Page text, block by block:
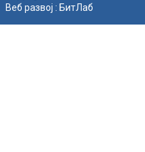
Веб развој : БитЛаб